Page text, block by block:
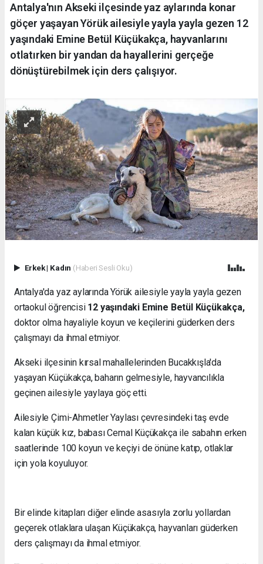
Antalya'nın Akseki ilçesinde yaz aylarında konar
göçer yaşayan Yörük ailesiyle yayla yayla gezen 12
yaşındaki Emine Betül Küçükakça, hayvanlarını
otlatırken bir yandan da hayallerini gerçeğe
dönüştürebilmek için ders çalışıyor.
Erkek| Kadın (Haberi Sesli Oku)
Antalya'da yaz aylarında Yörük ailesiyle yayla yayla gezen
ortaokul öğrencisi 12 yaşındaki Emine Betül Küçükakça,
doktor olma hayaliyle koyun ve keçilerini güderken ders
çalışmayı da ihmal etmiyor.
Akseki ilçesinin kırsal mahallelerinden Bucakkışla'da
yaşayan Küçükakça, baharın gelmesiyle, hayvancılıkla
geçinen ailesiyle yaylaya göç etti.
Ailesiyle Çimi-Ahmetler Yaylası çevresindeki taş evde
kalan küçük kız, babası Cemal Küçükakça ile sabahın erken
saatlerinde 100 koyun ve keçiyi de önüne katıp, otlaklar
için yola koyuluyor.
Bir elinde kitapları diğer elinde asasıyla zorlu yollardan
geçerek otlaklara ulaşan Küçükakça, hayvanları güderken
ders çalışmayı da ihmal etmiyor.